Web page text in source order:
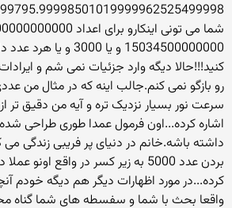
15034500000000 و یا
کنید!!!حالا دیگه وارد جزئیات نمی شم و
رو بازگو نمی کنم.جالب اینه که در مثال من
سرعت نور بسیار نزدیک تره و آیه من دقیق تر
اشاره کرده...اون فرمول عمدا طوری طراحی شده
داشته باشه.خانم در دنیای پر فریبی زندگی می
بردن عدد 5000 به زیر کسر در واقع
کرده...در مورد اظهارات دیگر هم دیگه خودم
واقعا بحث با شما و سفسطه های شما گناه